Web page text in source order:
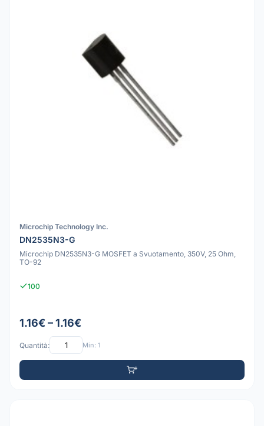
Microchip Technology Inc.
DN2535N3-G
Microchip DN2535N3-G MOSFET a Svuotamento, 350V, 25 Ohm,
TO-92
100
1.16€ – 1.16€
Quantità: Min: 1